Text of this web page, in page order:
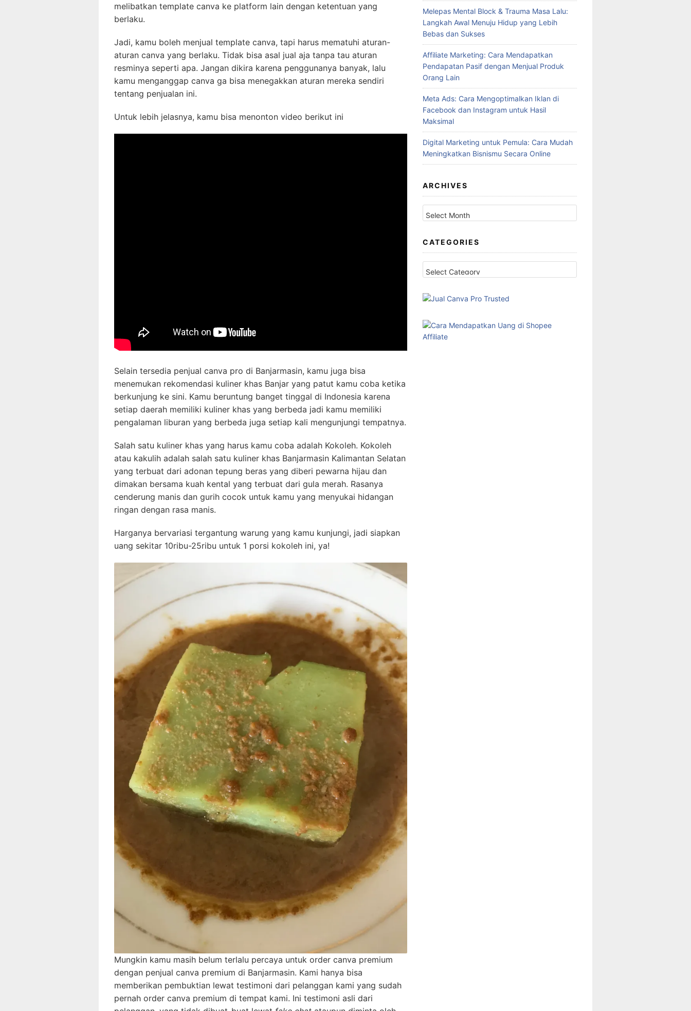
melibatkan template canva ke platform lain dengan ketentuan yang
berlaku.
Jadi, kamu boleh menjual template canva, tapi harus mematuhi aturan-
aturan canva yang berlaku. Tidak bisa asal jual aja tanpa tau aturan
resminya seperti apa. Jangan dikira karena penggunanya banyak, lalu
kamu menganggap canva ga bisa menegakkan aturan mereka sendiri
tentang penjualan ini.
Untuk lebih jelasnya, kamu bisa menonton video berikut ini
Selain tersedia penjual canva pro di Banjarmasin, kamu juga bisa
menemukan rekomendasi kuliner khas Banjar yang patut kamu coba ketika
berkunjung ke sini. Kamu beruntung banget tinggal di Indonesia karena
setiap daerah memiliki kuliner khas yang berbeda jadi kamu memiliki
pengalaman liburan yang berbeda juga setiap kali mengunjungi tempatnya.
Salah satu kuliner khas yang harus kamu coba adalah Kokoleh. Kokoleh
atau kakulih adalah salah satu kuliner khas Banjarmasin Kalimantan Selatan
yang terbuat dari adonan tepung beras yang diberi pewarna hijau dan
dimakan bersama kuah kental yang terbuat dari gula merah. Rasanya
cenderung manis dan gurih cocok untuk kamu yang menyukai hidangan
ringan dengan rasa manis.
Harganya bervariasi tergantung warung yang kamu kunjungi, jadi siapkan
uang sekitar 10ribu-25ribu untuk 1 porsi kokoleh ini, ya!
Mungkin kamu masih belum terlalu percaya untuk order canva premium
dengan penjual canva premium di Banjarmasin. Kami hanya bisa
memberikan pembuktian lewat testimoni dari pelanggan kami yang sudah
pernah order canva premium di tempat kami. Ini testimoni asli dari
Melepas Mental Block & Trauma Masa Lalu:
Langkah Awal Menuju Hidup yang Lebih
Bebas dan Sukses
Affiliate Marketing: Cara Mendapatkan
Pendapatan Pasif dengan Menjual Produk
Orang Lain
Meta Ads: Cara Mengoptimalkan Iklan di
Facebook dan Instagram untuk Hasil
Maksimal
Digital Marketing untuk Pemula: Cara Mudah
Meningkatkan Bisnismu Secara Online
ARCHIVES
Archives
CATEGORIES
Categories